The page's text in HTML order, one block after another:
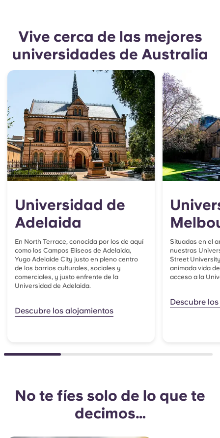
Vive cerca de las mejores
universidades de Australia
Universidad de
Adelaida
En North Terrace, conocida por los de aquí
como los Campos Elíseos de Adelaida,
Yugo Adelaide City justo en pleno centro
de los barrios culturales, sociales y
comerciales, y justo enfrente de la
Universidad de Adelaida.
Descubre los alojamientos
Situadas en el
nuestras
Street
animada vida
acceso a la
Descubre
No te fíes solo de lo que te
decimos…